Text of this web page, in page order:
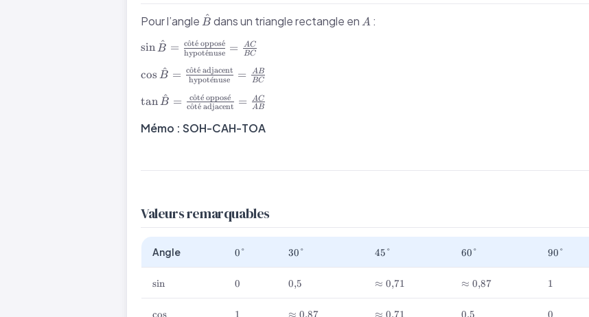
Pour l’angle \hat{B}
B
^dans un triangle rectangle en A
A :
\sin\hat{B} =
\frac{\text{côté
opposé}}
{\text{hypoténuse}}
= \frac{AC}{BC}
sinB
^ = hypote
ˊnuse
co
ˆte
ˊoppose
ˊ = BC
AC
\cos\hat{B} =
\frac{\text{côté
adjacent}}
{\text{hypoténuse}}
= \frac{AB}{BC}
cos B
^ = hypote
ˊnuse
co
ˆte
ˊadjacent = BC
AB
\tan\hat{B} =
\frac{\text{côté
opposé}}
tanB
^ = co
ˆte
ˊadjacent
co
ˆte
ˊ oppose
ˊ = AB
AC
Mémo : SOH-CAH-TOA
Valeurs remarquables
Angle 0°
0° 30°
30° 45°
45° 60°
60° 90°
90°
\sin
sin 0
0 0{,}5
0,5
\approx
≈ 0,71
\approx
≈ 0,87 11
\cos
cos 11
\approx
≈ 0,87
\approx
≈ 0,71 0{,}5
0,5 0
0